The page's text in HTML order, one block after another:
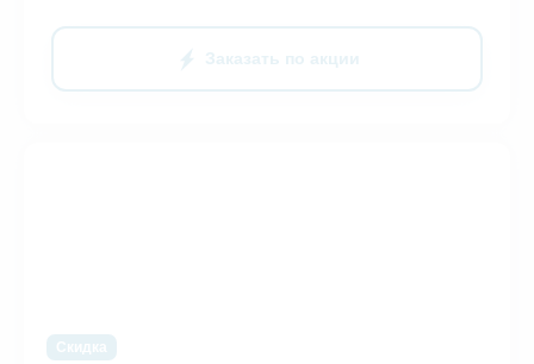
Заказать по акции
Скидка